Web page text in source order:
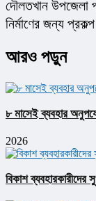
দৌলতখান উপজেলা
নির্মাণের জন্য
আরও পড়ুন
৮ মাসেই ব্যবহার
2026
বিকাশ